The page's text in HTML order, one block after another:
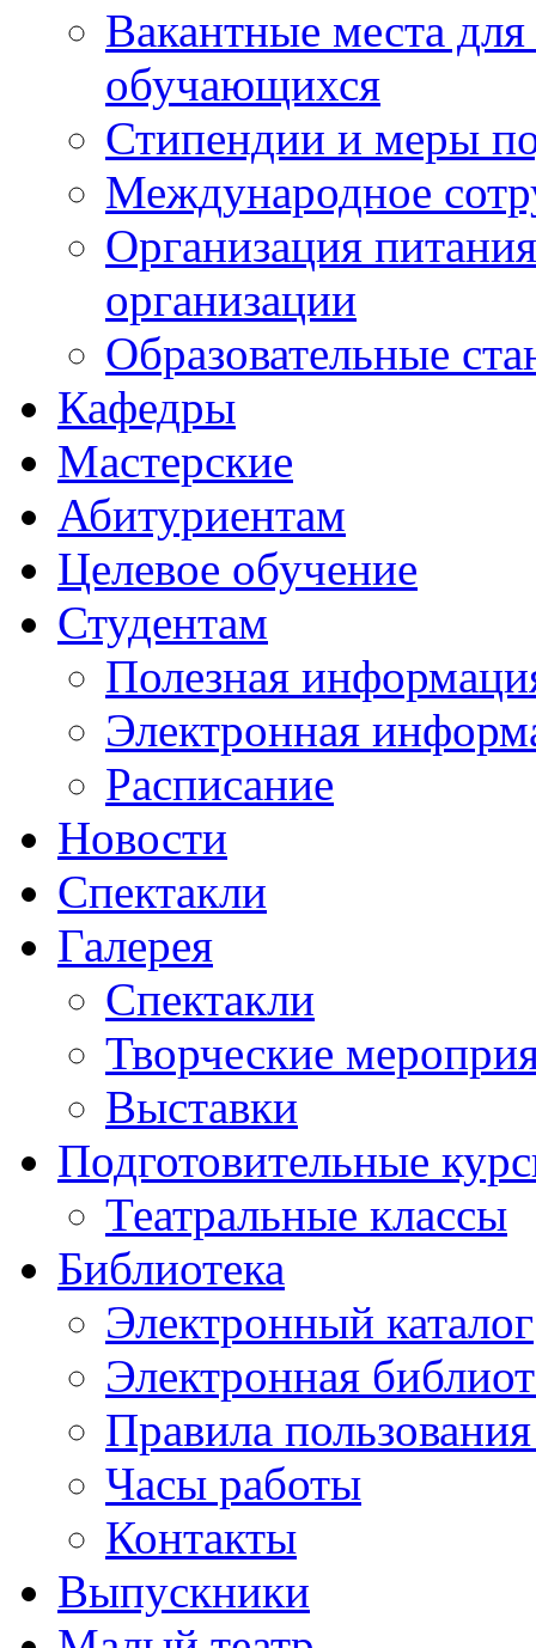
Вакантные места
обучающихся
Стипендии и меры
Международное
Организация
организации
Образовательные
Кафедры
Мастерские
Абитуриентам
Целевое обучение
Студентам
Полезная
Электронная
Расписание
Новости
Спектакли
Галерея
Спектакли
Творческие
Выставки
Подготовительные
Театральные классы
Библиотека
Электронный каталог
Электронная
Правила
Часы работы
Контакты
Выпускники